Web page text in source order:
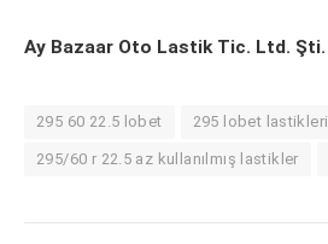
Ay Bazaar Oto Lastik Tic. Ltd. Şti.
295 60 22.5 lobet 295 lobet lastikleri
295/60 r 22.5 az kullanılmış lastikler